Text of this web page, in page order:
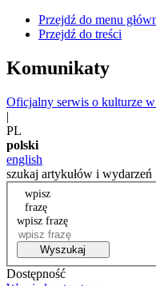
Przejdź do menu
Przejdź do treści
Komunikaty
Oficjalny serwis o kulturze
|
PL
polski
english
szukaj artykułów i wydarzeń
wpisz
frazę
wpisz frazę
Wyszukaj
Dostępność